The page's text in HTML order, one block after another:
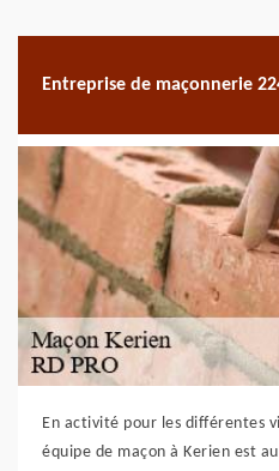
Entreprise de maçonnerie
En activité pour les différentes
équipe de maçon à Kerien est